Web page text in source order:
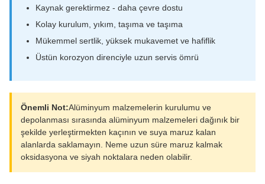
Kaynak gerektirmez - daha çevre dostu
Kolay kurulum, yıkım, taşıma ve taşıma
Mükemmel sertlik, yüksek mukavemet ve hafiflik
Üstün korozyon direnciyle uzun servis ömrü
Önemli Not:Alüminyum malzemelerin kurulumu ve
depolanması sırasında alüminyum malzemeleri dağınık bir
şekilde yerleştirmekten kaçının ve suya maruz kalan
alanlarda saklamayın. Neme uzun süre maruz kalmak
oksidasyona ve siyah noktalara neden olabilir.